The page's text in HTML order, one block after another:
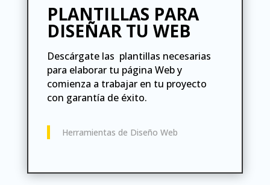
PLANTILLAS PARA
DISEÑAR TU WEB
Descárgate las plantillas necesarias
para elaborar tu página Web y
comienza a trabajar en tu proyecto
con garantía de éxito.
Herramientas de Diseño Web